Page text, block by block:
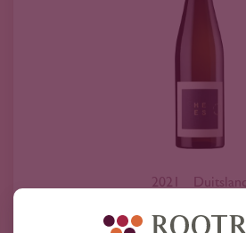
2021 Duitsland
Hees Nahe Riesling